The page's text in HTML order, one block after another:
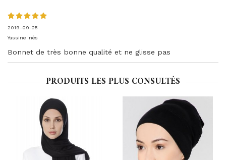
2019-09-25
Yassine Inès
Bonnet de très bonne qualité et ne glisse pas
PRODUITS LES PLUS CONSULTÉS